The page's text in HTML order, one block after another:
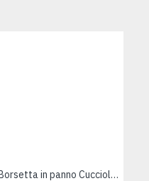
Borsetta in panno Cuccioli rosa